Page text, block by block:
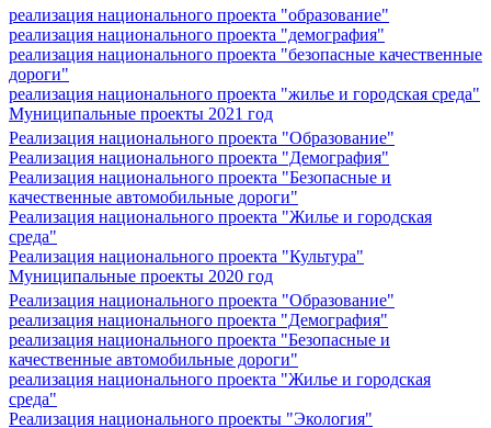
реализация национального проекта "образование"
реализация национального проекта "демография"
реализация национального проекта "безопасные качественные
дороги"
реализация национального проекта "жилье и городская среда"
Муниципальные проекты 2021 год
Реализация национального проекта "Образование"
Реализация национального проекта "Демография"
Реализация национального проекта "Безопасные и
качественные автомобильные дороги"
Реализация национального проекта "Жилье и городская
среда"
Реализация национального проекта "Культура"
Муниципальные проекты 2020 год
Реализация национального проекта "Образование"
реализация национального проекта "Демография"
реализация национального проекта "Безопасные и
качественные автомобильные дороги"
реализация национального проекта "Жилье и городская
среда"
Реализация национального проекты "Экология"